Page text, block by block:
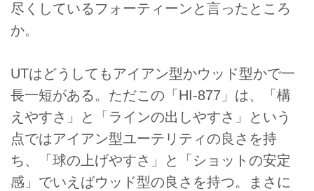
尽くしているフォーティーンと言ったところ
か。
UTはどうしてもアイアン型かウッド型かで一
長一短がある。ただこの「HI-877」は、「構
えやすさ」と「ラインの出しやすさ」という
点ではアイアン型ユーテリティの良さを持
ち、「球の上げやすさ」と「ショットの安定
感」でいえばウッド型の良さを持つ。まさに